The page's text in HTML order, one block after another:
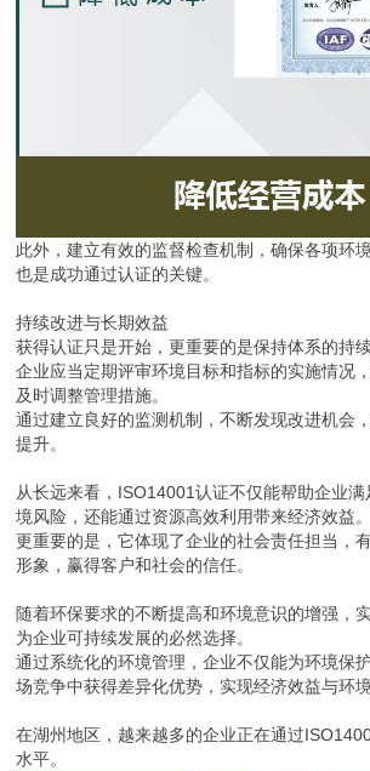
此外，建立有效的监督检查机制，确保各项环
也是成功通过认证的关键。
持续改进与长期效益
获得认证只是开始，更重要的是保持体系的持续
企业应当定期评审环境目标和指标的实施情况
及时调整管理措施。
通过建立良好的监测机制，不断发现改进机会
提升。
从长远来看，ISO14001认证不仅能帮助企业
境风险，还能通过资源高效利用带来经济效益。
更重要的是，它体现了企业的社会责任担当，
形象，赢得客户和社会的信任。
随着环保要求的不断提高和环境意识的增强，
为企业可持续发展的必然选择。
通过系统化的环境管理，企业不仅能为环境保
场竞争中获得差异化优势，实现经济效益与环
在湖州地区，越来越多的企业正在通过
水平。